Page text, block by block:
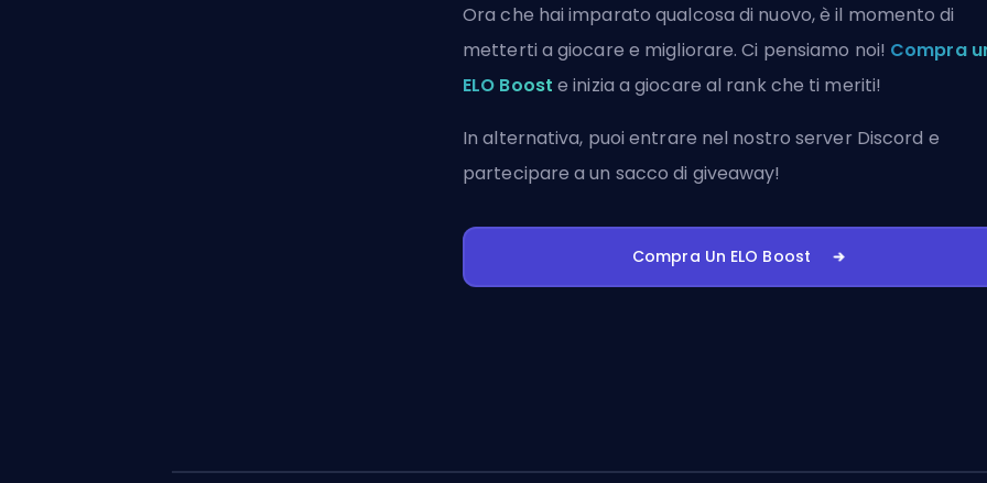
Ora che hai imparato qualcosa di nuovo, è il momento di
metterti a giocare e migliorare. Ci pensiamo noi! Compra
ELO Boost e inizia a giocare al rank che ti meriti!
In alternativa, puoientrare nel nostro server Discord e
partecipare a un sacco di giveaway!
Compra Un ELO Boost